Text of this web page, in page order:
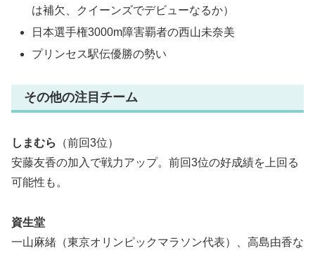
は補欠、クイーンズでデビューなるか）
日本選手権3000m障害覇者の西山未奈美
プリンセス駅伝優勝の勢い
その他の注目チーム
しまむら
（前回3位）
安藤友香の加入で戦力アップ。前回3位の好成績を上回る
可能性も。
資生堂
一山麻緒（東京オリンピックマラソン代表）、高島由香な